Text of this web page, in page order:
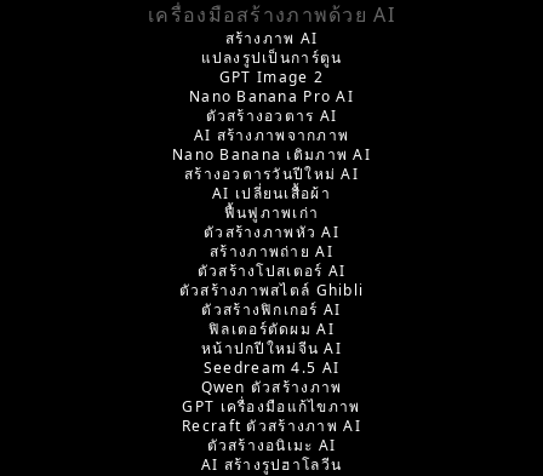
เครื่องมือสร้างภาพด้วย AI
สร้างภาพ AI
แปลงรูปเป็นการ์ตูน
GPT Image 2
Nano Banana Pro AI
ตัวสร้างอวตาร AI
AI สร้างภาพจากภาพ
Nano Banana เติมภาพ AI
สร้างอวตารวันปีใหม่ AI
AI เปลี่ยนเสื้อผ้า
ฟื้นฟูภาพเก่า
ตัวสร้างภาพหัว AI
สร้างภาพถ่าย AI
ตัวสร้างโปสเตอร์ AI
ตัวสร้างภาพสไตล์ Ghibli
ตัวสร้างฟิกเกอร์ AI
ฟิลเตอร์ตัดผม AI
หน้าปกปีใหม่จีน AI
Seedream 4.5 AI
Qwen ตัวสร้างภาพ
GPT เครื่องมือแก้ไขภาพ
Recraft ตัวสร้างภาพ AI
ตัวสร้างอนิเมะ AI
AI สร้างรูปฮาโลวีน